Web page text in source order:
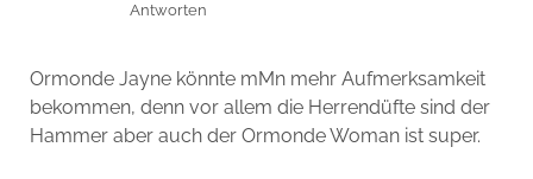
Antworten
Ormonde Jayne könnte mMn mehr Aufmerksamkeit
bekommen, denn vor allem die Herrendüfte sind der
Hammer aber auch der Ormonde Woman ist super.